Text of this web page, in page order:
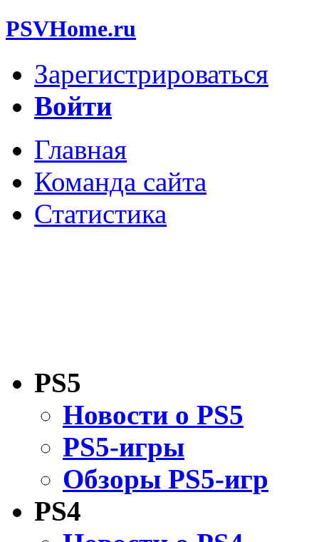
PSVHome.ru
Зарегистрироваться
Войти
Главная
Команда сайта
Статистика
PS5
Новости о PS5
PS5-игры
Обзоры PS5-игр
PS4